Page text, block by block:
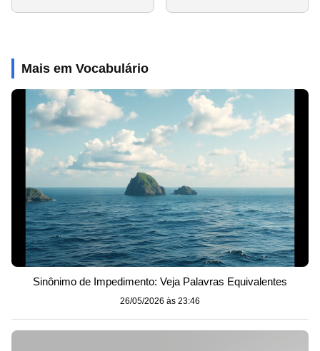
Mais em Vocabulário
Sinônimo de Impedimento: Veja Palavras Equivalentes
26/05/2026 às 23:46